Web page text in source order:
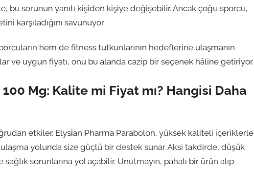
bu sorunun yanıtı kişiden kişiye değişebilir. Ancak çoğu sporcu,
karşıladığını savunuyor.
hem de fitness tutkunlarının hedeflerine ulaşmanın
ve uygun fiyatı, onu bu alanda cazip bir seçenek hâline getiriyor.
Mg: Kalite mi Fiyat mı? Hangisi Daha
etkiler. Elysi̇an Pharma Parabolon, yüksek kaliteli içeriklerle
yolunda size güçlü bir destek sunar. Aksi takdirde, düşük
sorunlarına yol açabilir. Unutmayın, pahalı bir ürün alıp